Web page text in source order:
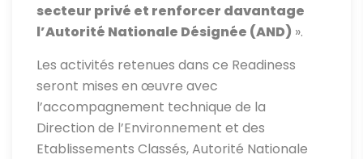
secteur privé et renforcer davantage
l’Autorité Nationale Désignée (AND) ».
Les activités retenues dans ce Readiness
seront mises en œuvre avec
l’accompagnement technique de la
Direction de l’Environnement et des
Etablissements Classés, Autorité Nationale